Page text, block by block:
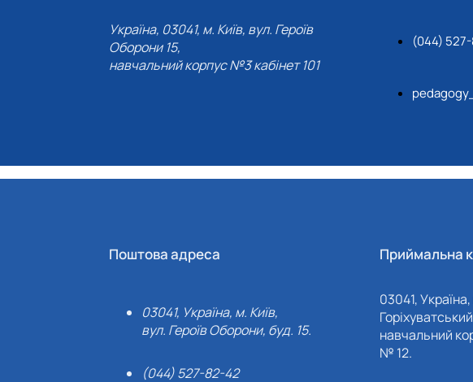
Україна, 03041, м. Київ, вул. Героїв
Оборони 15,
навчальний корпус №3 кабінет 101
(044)
Поштова адреса
03041, Україна, м. Київ,
вул. Героїв Оборони, буд. 15.
(044) 527-82-42
Приймальна
03041,
навчальний
№ 12.